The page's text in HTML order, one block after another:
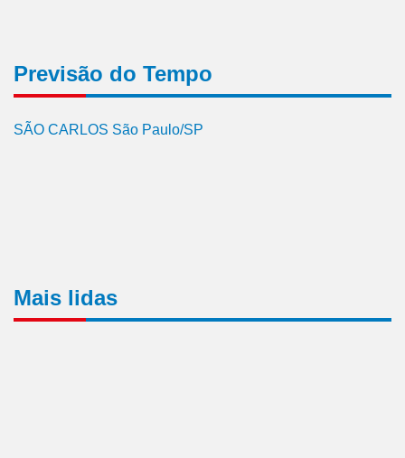
Previsão do Tempo
SÃO CARLOS São Paulo/SP
Mais lidas